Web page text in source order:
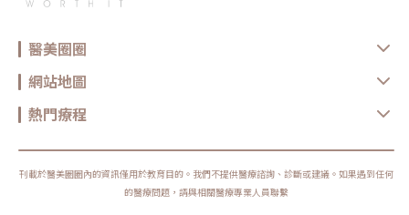
醫美圈圈
網站地圖
熱門療程
刊載於醫美圈圈內的資訊僅用於教育目的。我們不提供醫療諮詢、診斷或建議。如果遇到任何
的醫療問題，請與相關醫療專業人員聯繫